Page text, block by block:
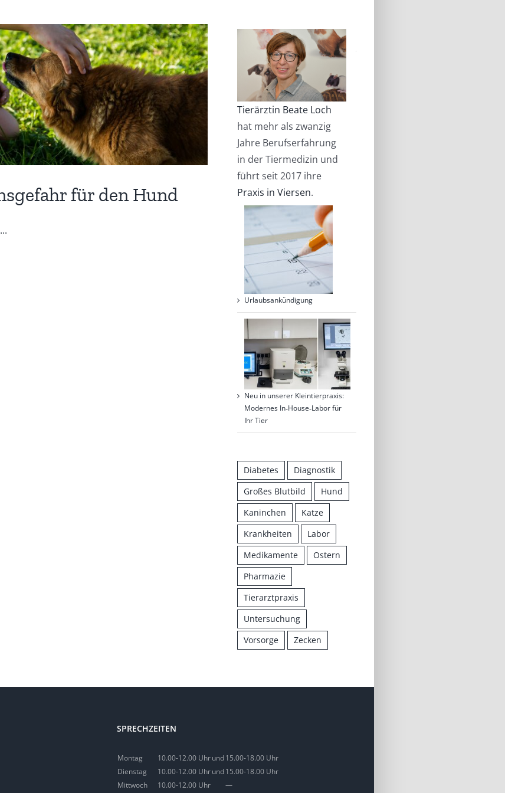
für den Hund
...
Tierärztin Beate Loch
hat mehr als zwanzig
Jahre Berufserfahrung
in der Tiermedizin und
führt seit 2017 ihre
Praxis in Viersen.
Urlaubsankündigung
Neu in unserer Kleintierpraxis:
Modernes In‑House‑Labor für
Ihr Tier
Diabetes
Diagnostik
Großes Blutbild
Hund
Kaninchen
Katze
Krankheiten
Labor
Medikamente
Ostern
Pharmazie
Tierarztpraxis
Untersuchung
Vorsorge
Zecken
SPRECHZEITEN
Montag 10.00-12.00 Uhrund15.00-18.00 Uhr
Dienstag
10.00-12.00 Uhrund15.00-18.00 Uhr
Mittwoch
10.00-12.00 Uhr —